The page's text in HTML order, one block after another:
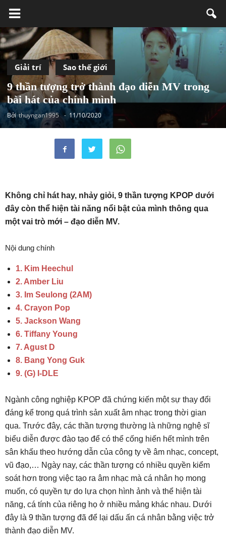
Giải trí Sao thế giới
9 thần tượng trở thành đạo diễn MV trong
bài hát của chính mình
Bởithuyngan1995 - 11/10/2020
Không chỉ hát hay, nhảy giỏi, 9 thần tượng KPOP dưới
đây còn thể hiện tài năng nổi bật của mình thông qua
một vai trò mới – đạo diễn MV.
Nội dung chính
1. Kim Heechul
2. Amber Liu
3. Im Seulong (2AM)
4. Crayon Pop
5. Jackson Wang
6. Tiffany Young
7. Agust D
8. Bang Yong Guk
9. (G) I-DLE
Ngành công nghiệp KPOP đã chứng kiến ​​một sự thay đổi
đáng kể trong quá trình sản xuất âm nhạc trong thời gian
qua. Trước đây, các thần tượng thường là những nghệ sĩ
biểu diễn được đào tạo để có thể cống hiến hết mình trên
sân khấu theo hướng dẫn của công ty về âm nhạc, concept,
vũ đạo,… Ngày nay, các thần tượng có nhiều quyền kiểm
soát hơn trong việc tạo ra âm nhạc mà cá nhân họ mong
muốn, có quyền tự do lựa chọn hình ảnh và thể hiện tài
năng, cá tính của riêng họ ở nhiều mảng khác nhau. Dưới
đây là 9 thần tượng đã để lại dấu ấn cá nhân bằng việc trở
thành đạo diễn MV.